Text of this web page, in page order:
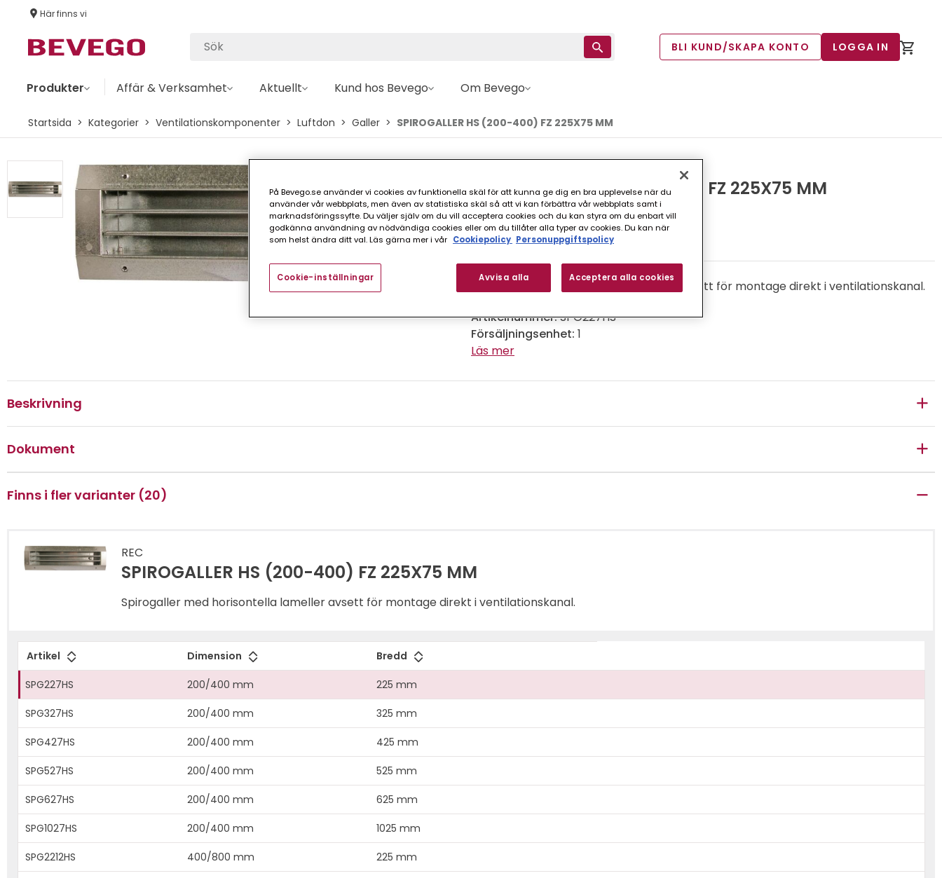
Här finns vi
BLI KUND/SKAPA KONTO LOGGA IN
Produkter Affär & Verksamhet Aktuellt Kund hos Bevego Om Bevego
Startsida Kategorier Ventilationskomponenter Luftdon Galler SPIROGALLER HS (200-400) FZ 225X75 MM
SPIROGALLER HS (200-400) FZ 225X75 MM
FINNS I FLER VARIANTER (20)
Spirogaller med horisontella lameller avsett för montage direkt i ventilationskanal.
Artikelnummer:SPG227HS
Försäljningsenhet: 1
Läs mer
Beskrivning
Dokument
Finns i fler varianter (20)
REC
SPIROGALLER HS (200-400) FZ 225X75 MM
Spirogaller med horisontella lameller avsett för montage direkt i ventilationskanal.
Artikel Dimension Bredd
SPG227HS 200/400 mm 225 mm
SPG327HS 200/400 mm 325 mm
SPG427HS 200/400 mm 425 mm
SPG527HS 200/400 mm 525 mm
SPG627HS 200/400 mm 625 mm
SPG1027HS 200/400 mm 1025 mm
SPG2212HS 400/800 mm 225 mm
På Bevego.se använder vi cookies av funktionella skäl för att kunna ge dig en bra upplevelse när du
använder vår webbplats, men även av statistiska skäl så att vi kan förbättra vår webbplats samt i
marknadsföringssyfte. Du väljer själv om du vill acceptera cookies och du kan styra om du enbart vill
godkänna användning av nödvändiga cookies eller om du tillåter alla typer av cookies. Du kan när
som helst ändra ditt val. Läs gärna mer i vår Cookiepolicy Personuppgiftspolicy
Avvisa alla Acceptera alla cookies
Cookie-inställningar